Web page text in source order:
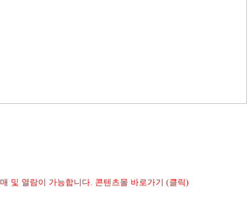
및 열람이 가능합니다. 콘텐츠몰 바로가기 (클릭)